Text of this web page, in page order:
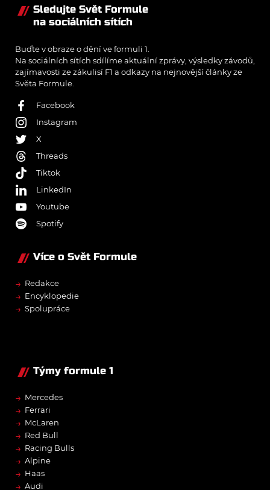
Sledujte Svět Formule
na sociálních sítích
Buďte v obraze o dění ve formuli 1.
Na sociálních sítích sdílíme aktuální zprávy, výsledky závodů,
zajímavosti ze zákulisí F1 a odkazy na nejnovější články ze
Světa Formule.
Facebook
Instagram
X
Threads
Tiktok
LinkedIn
Youtube
Spotify
Více o Svět Formule
→ Redakce
→ Encyklopedie
→ Spolupráce
Týmy formule 1
→ Mercedes
→ Ferrari
→ McLaren
→ Red Bull
→ Racing Bulls
→ Alpine
→ Haas
→ Audi